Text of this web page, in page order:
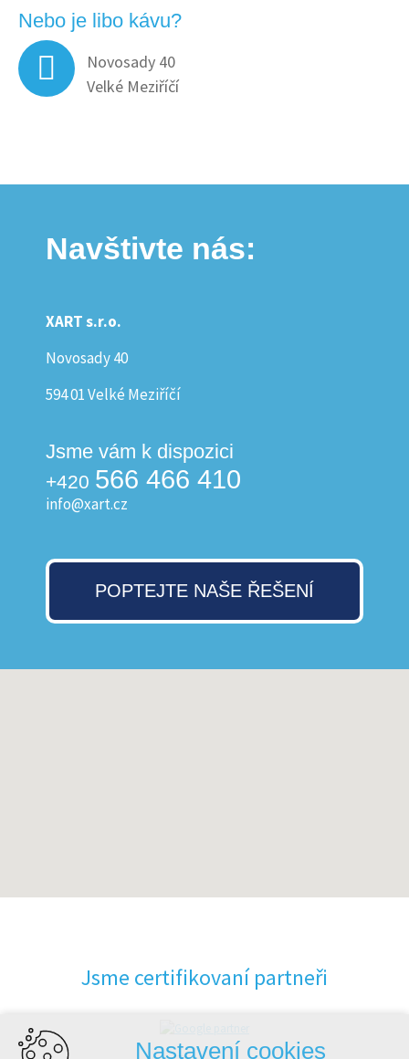
Nebo je libo kávu?
Novosady 40
Velké Meziříčí
Navštivte nás:
XART s.r.o.
Novosady 40
594 01 Velké Meziříčí
Jsme vám k dispozici
+420 566 466 410
info@xart.cz
POPTEJTE NAŠE ŘEŠENÍ
Jsme certifikovaní partneři
Nastavení cookies